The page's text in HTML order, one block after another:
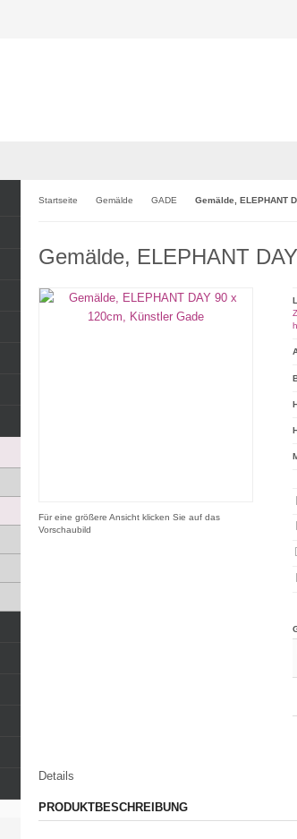
Startseite Gemälde GADE Gemälde, ELEPHANT
Gemälde, ELEPHANT
Für eine größere Ansicht klicken Sie auf das
Vorschaubild
Details
PRODUKTBESCHREIBUNG